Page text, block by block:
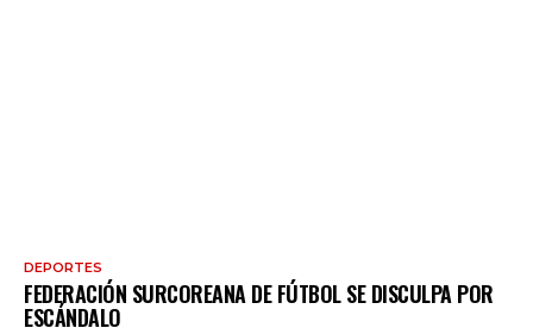
DEPORTES
FEDERACIÓN SURCOREANA DE FÚTBOL SE DISCULPA POR
ESCÁNDALO